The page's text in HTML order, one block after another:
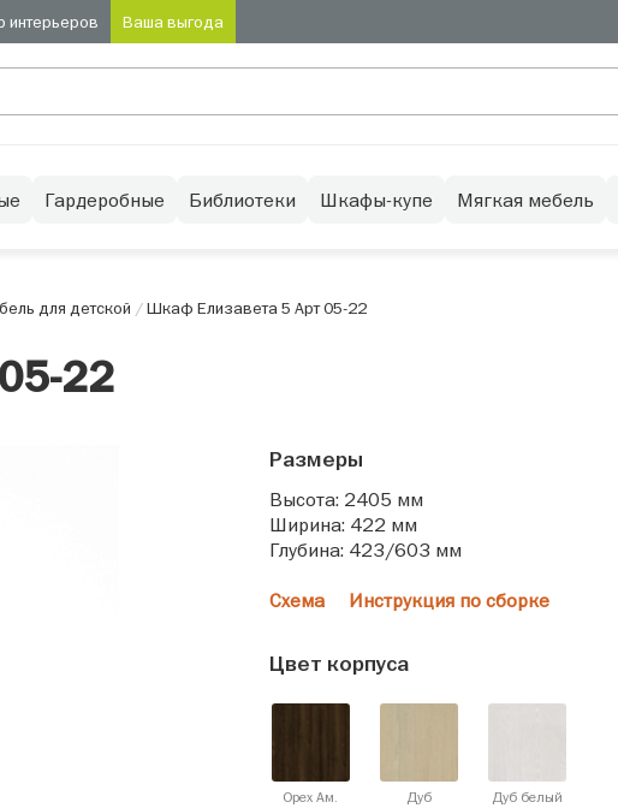
интерьеров Ваша выгода
Гардеробные Библиотеки Шкафы-купе Мягкая мебель
для детской /Шкаф Елизавета 5 Арт 05-22
22
Размеры
Высота: 2405 мм
Ширина: 422 мм
Глубина: 423/603 мм
Схема Инструкция по сборке
Цвет корпуса
Орех Ам. Дуб Дуб белый